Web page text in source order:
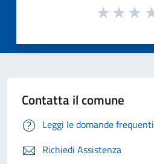
Contatta il comune
Leggi le domande frequenti
Richiedi Assistenza